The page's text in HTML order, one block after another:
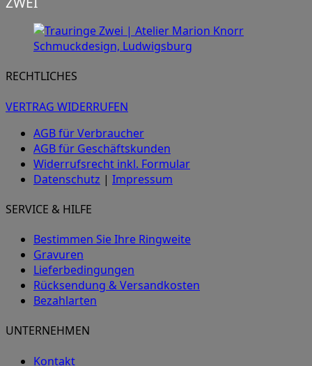
RECHTLICHES
VERTRAG WIDERRUFEN
AGB für Verbraucher
AGB für Geschäftskunden
Widerrufsrecht inkl. Formular
Datenschutz | Impressum
SERVICE & HILFE
Bestimmen Sie Ihre Ringweite
Gravuren
Lieferbedingungen
Rücksendung & Versandkosten
Bezahlarten
UNTERNEHMEN
Kontakt